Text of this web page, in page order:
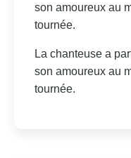
son amoureux au
tournée.
La chanteuse a
son amoureux au
tournée.